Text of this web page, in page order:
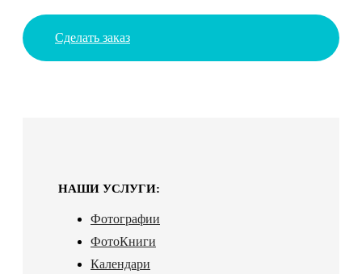
Сделать заказ
НАШИ УСЛУГИ:
Фотографии
ФотоКниги
Календари